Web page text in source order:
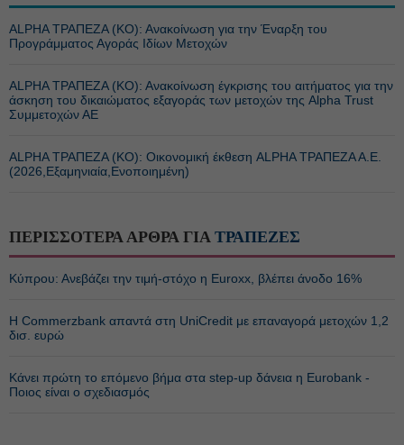
ALPHA ΤΡΑΠΕΖΑ (ΚΟ): Ανακοίνωση για την Έναρξη του
Προγράμματος Αγοράς Ιδίων Μετοχών
ALPHA ΤΡΑΠΕΖΑ (ΚΟ): Ανακοίνωση έγκρισης του αιτήματος για την
άσκηση του δικαιώματος εξαγοράς των μετοχών της Alpha Trust
Συμμετοχών ΑΕ
ALPHA ΤΡΑΠΕΖΑ (ΚΟ): Οικονομική έκθεση ALPHA ΤΡΑΠΕΖΑ Α.Ε.
(2026,Εξαμηνιαία,Ενοποιημένη)
ΠΕΡΙΣΣΟΤΕΡΑ ΑΡΘΡΑ ΓΙΑ ΤΡΑΠΕΖΕΣ
Κύπρου: Ανεβάζει την τιμή-στόχο η Euroxx, βλέπει άνοδο 16%
Η Commerzbank απαντά στη UniCredit με επαναγορά μετοχών 1,2
δισ. ευρώ
Κάνει πρώτη το επόμενο βήμα στα step-up δάνεια η Eurobank -
Ποιος είναι ο σχεδιασμός